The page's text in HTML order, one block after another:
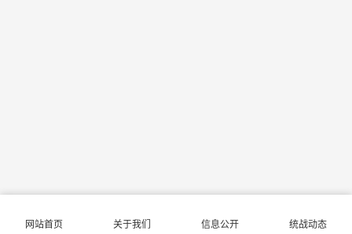
网站首页 关于我们 信息公开 统战动态